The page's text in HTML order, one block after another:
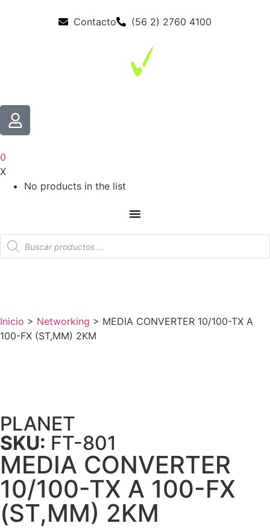
Contacto (56 2) 2760 4100
0
X
No products in the list
Inicio > Networking > MEDIA CONVERTER 10/100-TX A
100-FX (ST,MM) 2KM
PLANET
SKU: FT-801
MEDIA CONVERTER
10/100-TX A 100-FX
(ST,MM) 2KM